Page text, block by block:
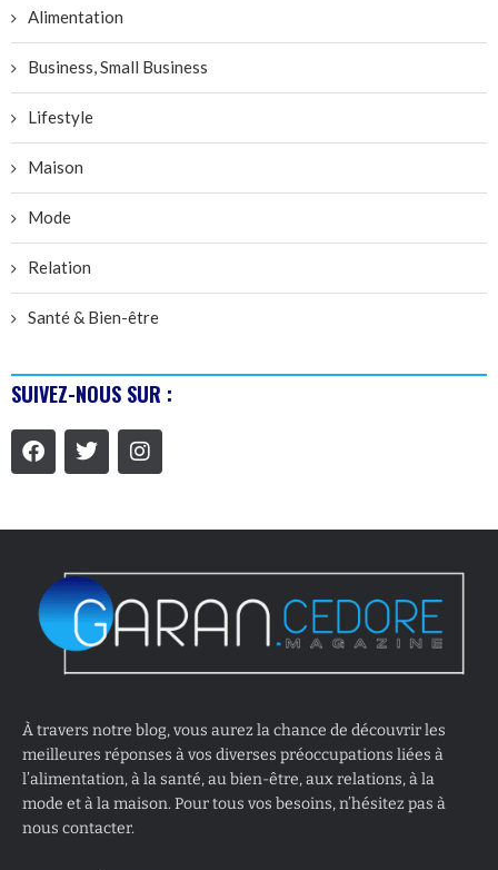
Alimentation
Business, Small Business
Lifestyle
Maison
Mode
Relation
Santé & Bien-être
SUIVEZ-NOUS SUR :
À travers notre blog, vous aurez la chance de découvrir les
meilleures réponses à vos diverses préoccupations liées à
l’alimentation, à la santé, au bien-être, aux relations, à la
mode et à la maison. Pour tous vos besoins, n’hésitez pas à
nous contacter.